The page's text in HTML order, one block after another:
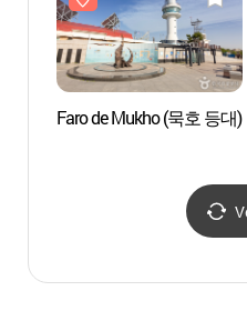
Faro de Mukho (묵호 등대)